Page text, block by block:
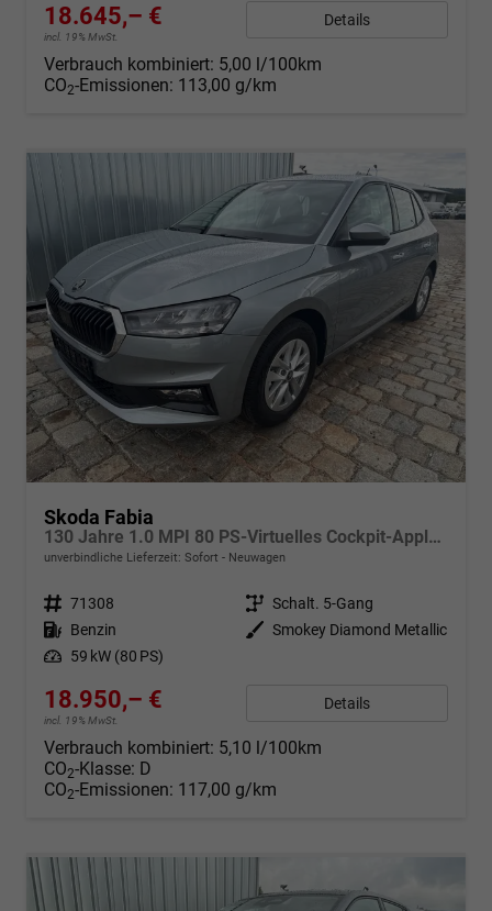
18.645,– €
incl. 19% MwSt.
Details
Verbrauch kombiniert: 5,00 l/100km
CO2-Emissionen: 113,00 g/km
Skoda Fabia
130 Jahre 1.0 MPI 80 PS-Virtuelles Cockpit-AppleCarplay-Android-Auto-LED-Klima-Tempomat-Rückfahrkamera-DAB-SHZ-15" Alu-sofort
unverbindliche Lieferzeit: Sofort Neuwagen
Fahrzeugnr. 71308 Getriebe Schalt. 5-Gang
Kraftstoff Benzin Außenfarbe Smokey Diamond Metallic
Leistung 59 kW (80 PS)
18.950,– €
incl. 19% MwSt.
Details
Verbrauch kombiniert: 5,10 l/100km
CO2-Klasse: D
CO2-Emissionen: 117,00 g/km